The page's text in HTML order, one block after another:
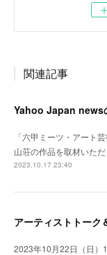
関連記事
「六甲ミーツ・アート
山荘の作品を取材いた
2023.10.17 23:40
2023年10月22日（日